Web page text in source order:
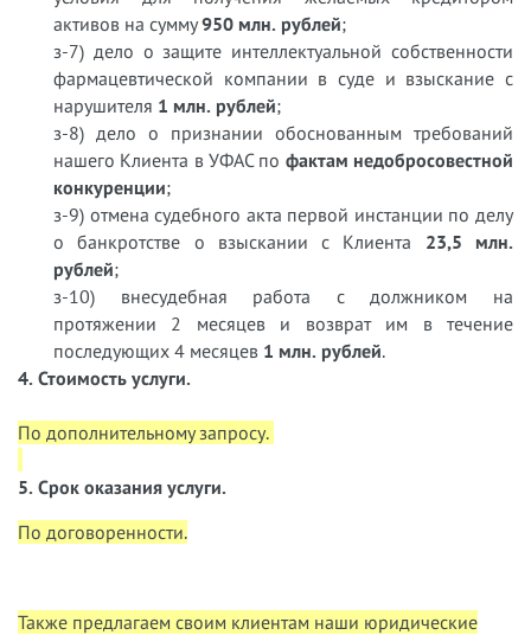
активов на сумму950 млн. рублей;
з-7) дело о защите интеллектуальной собственности
фармацевтической компании в суде и взыскание с
нарушителя 1 млн. рублей;
з-8) дело о признании обоснованным требований
нашего Клиента в УФАС по фактам недобросовестной
конкуренции;
з-9) отмена судебного акта первой инстанции по делу
о банкротстве о взыскании с Клиента 23,5 млн.
рублей;
з-10) внесудебная работа с должником на
протяжении 2 месяцев и возврат им в течение
последующих 4 месяцев 1 млн. рублей.
4. Стоимость услуги.
По дополнительному запросу.
5. Срок оказания услуги.
По договоренности.
Также предлагаем своим клиентам наши юридические